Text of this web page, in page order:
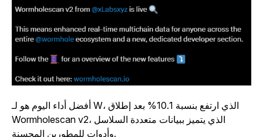
أفضل أداء اليوم هو لـ W، الذي ارتفع بنسبة 10.1% بعد إطلاق
Wormholescan v2، الذي يتميز ببيانات متعددة السلاسل